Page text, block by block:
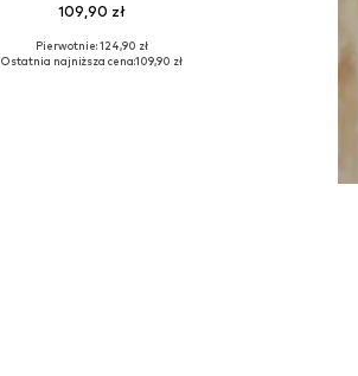
109,90 zł
Pierwotnie: 124,90 zł
Ostatnia najniższa cena:109,90 zł